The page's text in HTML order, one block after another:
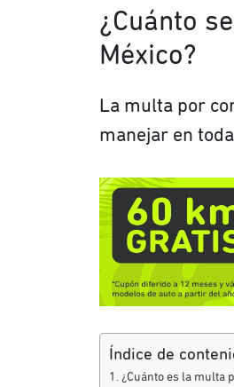
¿Cuánto
México?
La multa por
manejar en
Índice de
¿Cuánto es la multa